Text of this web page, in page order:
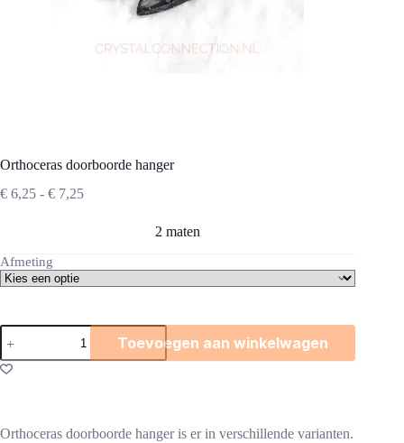
Orthoceras doorboorde hanger
€ 6,25 - € 7,25Prijsklasse:
2 maten
Afmeting
Orthoceras
doorboorde
hanger
aantal
Toevoegen aan winkelwagen
Orthoceras doorboorde hanger is er in verschillende varianten.